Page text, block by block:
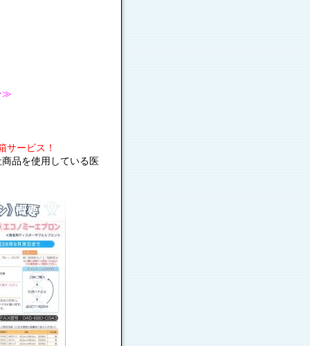
≫
サービス！
品を使用している医